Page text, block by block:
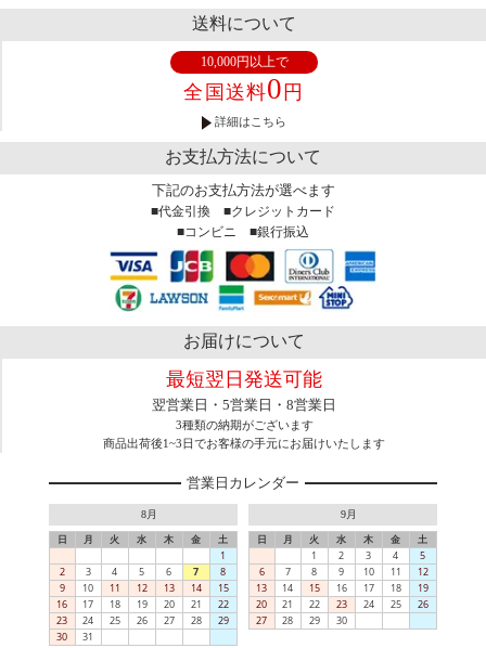
送料について
10,000円以上で
全国送料0 円
詳細はこちら
お支払方法について
下記のお支払方法が選べます
■代金引換 ■クレジットカード
■コンビニ ■銀行振込
お届けについて
最短翌日発送可能
翌営業日・5営業日・8営業日
3種類の納期がございます
商品出荷後1~3日でお客様の手元にお届けいたします
営業日カレンダー
8月
日 月 火 水 木 金
土
1
2
3 4 5 6 7
8
9
10 11 12 13 14
15
16
17 18 19 20 21
22
23
24 25 26 27 28
29
30
31
9月
日 月 火 水 木 金
土
1
2 3 4
5
6
7 8 9 10 11
12
13
14 15 16 17 18
19
20
21 22 23 24 25
26
27
28 29 30